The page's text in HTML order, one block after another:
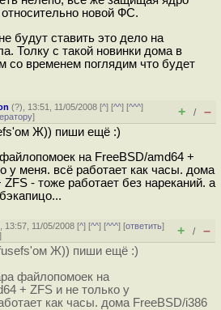
новой ФС.
будут ставить это дело на
Толку с такой новинки дома в
со временем поглядим что будет
(?), 13:51, 11/05/2008 [^] [^^] [^^^]
] + / –
Ж)) пиши ещё :)
на FreeBSD/amd64 +
у меня. всё работает как часы. дома
ZFS - тоже работает без нареканий. а
13:57, 11/05/2008 [^] [^^] [^^^] [ответить]
] + / –
Ж)) пиши ещё :)
файлопомоек на
+ ZFS и не только у
как часы. дома FreeBSD/i386